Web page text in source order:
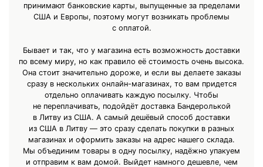
принимают банковские карты, выпущенные за пределами
США и Европы, поэтому могут возникать проблемы
с оплатой.
Бывает и так, что у магазина есть возможность доставки
по всему миру, но как правило её стоимость очень высока.
Она стоит значительно дороже, и если вы делаете заказы
сразу в нескольких онлайн-магазинах, то вам придется
отдельно оплачивать каждую посылку. Чтобы
не переплачивать, подойдёт доставка Бандеролькой
в Литву из США. А самый дешёвый способ доставки
из США в Литву — это сразу сделать покупки в разных
магазинах и оформить заказы на адрес нашего склада.
Мы объединим товары в одну посылку, надёжно упакуем
и отправим к вам домой. Выйдет намного дешевле, чем